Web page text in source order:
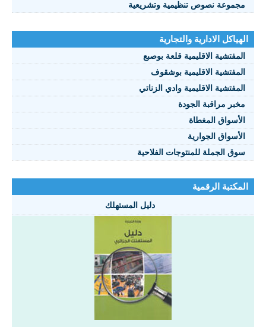
مجموعة نصوص تنظيمية وتشريعية
الهياكل الادارية والتجارية
المفتشية الاقليمية قلعة بوصبع
المفتشية الاقليمية بوشقوف
المفتشية الاقليمية وادي الزناتي
مخبر مراقبة الجودة
الأسواق المغطاة
الأسواق الجوارية
سوق الجملة للمنتوجات الفلاحية
المكتبة الرقمية
دليل المستهلك